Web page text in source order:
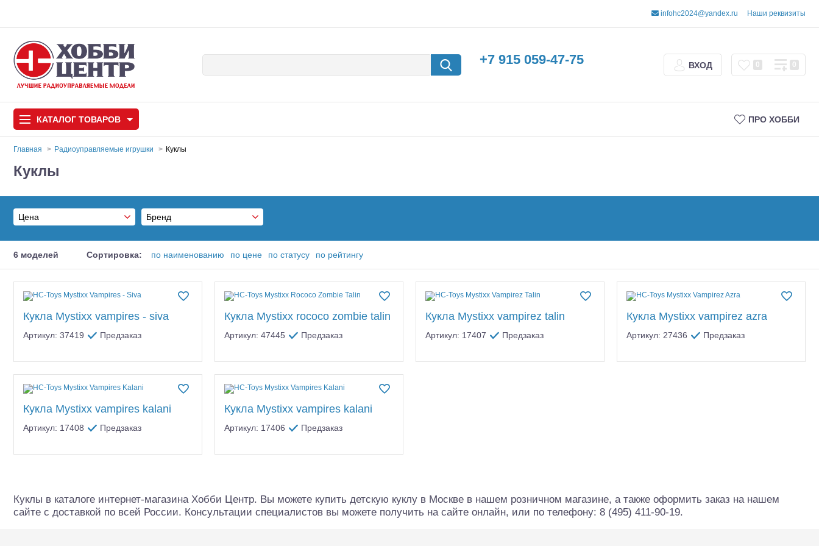
infohc2024@yandex.ru Наши реквизиты
+7 915 059-47-75 ВХОД 0 0
КАТАЛОГ ТОВАРОВ ПРО ХОББИ
Автомодели
Запчасти и аксессуары
Игрушки
Судомодели
Конструкторы
Аккумуляторы и батарейки
Зарядные устройства и блоки
питания
приборы,расходники
Автомодели для сборки
Шоссейки/дрифт/ралли Багги/трагги Монстр-траки ДВС модели
Главная Радиоуправляемые игрушки Куклы
Куклы
6 моделей Сортировка: по наименованию по цене по статусу по рейтингу
Кукла Mystixx vampires - siva
Артикул: 37419 Предзаказ
Кукла Mystixx rococo zombie talin
Артикул: 47445 Предзаказ
Кукла Mystixx vampirez talin
Артикул: 17407 Предзаказ
Кукла Mystixx vampirez azra
Артикул: 27436 Предзаказ
Кукла Mystixx vampires kalani
Артикул: 17408 Предзаказ
Кукла Mystixx vampires kalani
Артикул: 17406 Предзаказ
Цена Бренд
Применить (6)
Куклы в каталоге интернет-магазина Хобби Центр. Вы можете купить детскую куклу в Москве в нашем розничном магазине, а также оформить заказ на нашем
сайте с доставкой по всей России. Консультации специалистов вы можете получить на сайте онлайн, или по телефону: 8 (495) 411-90-19.